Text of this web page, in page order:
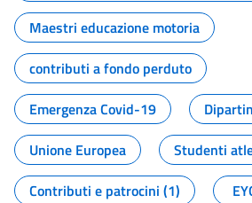
Maestri educazione motoria
contributi a fondo perduto
Emergenza Covid-19
Unione Europea
Studenti
Contributi e patrocini (1)